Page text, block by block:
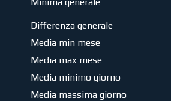
Differenza generale
Media min mese
Media max mese
Media minimo giorno
Media massima giorno